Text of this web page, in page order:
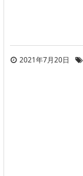
2021年7月20日